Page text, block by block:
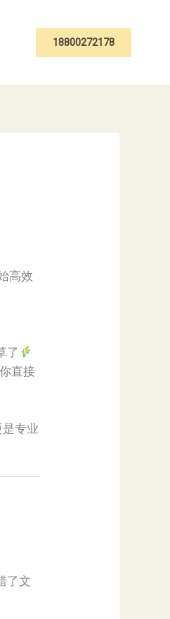
18800272178
高效
了
直接
专业
了文